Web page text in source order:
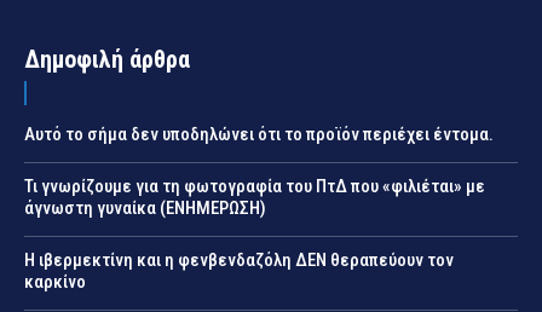
Δημοφιλή άρθρα
Αυτό το σήμα δεν υποδηλώνει ότι το προϊόν περιέχει έντομα.
Τι γνωρίζουμε για τη φωτογραφία του ΠτΔ που «φιλιέται» με
άγνωστη γυναίκα (ΕΝΗΜΕΡΩΣΗ)
Η ιβερμεκτίνη και η φενβενδαζόλη ΔΕΝ θεραπεύουν τον
καρκίνο